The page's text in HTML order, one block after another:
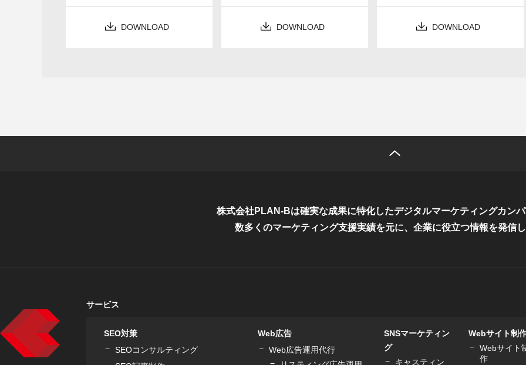
DOWNLOAD DOWNLOAD DOWNLOAD
株式会社PLAN-Bは確実な成果に特化したデジタルマーケティングカン
数多くのマーケティング支援実績を元に、 企業に役立つ情報を発信
サービス
SEO対策
SEOコンサルティング
Web広告
Web広告運用代行
SNSマーケティン
グ
キャスティン
Webサイト制
Webサイト
作